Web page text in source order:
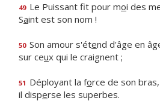
49 Le Puissant fit pour moi des
Saint est son nom !
50 Son amour s'étend d'âge en
sur ceux qui le craignent ;
51 Déployant la force de son bras,
il disperse les superbes.